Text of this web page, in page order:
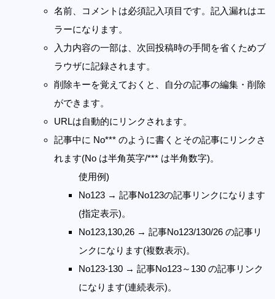
名前、コメントは必須記入項目です。記入漏れはエ
ラーになります。
入力内容の一部は、次回投稿時の手間を省くためブ
ラウザに記録されます。
削除キーを覚えておくと、自分の記事の編集・削除
ができます。
URLは自動的にリンクされます。
記事中に No*** のように書くとその記事にリンクさ
れます(No は半角英字/*** は半角数字)。
使用例)
No123 → 記事No123の記事リンクになります
(指定表示)。
No123,130,26 → 記事No123/130/26 の記事リ
ンクになります(複数表示)。
No123-130 → 記事No123～130 の記事リンク
になります(連続表示)。